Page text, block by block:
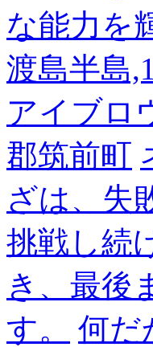
な能力を
渡島半島
アイブロ
郡筑前町
ざは、失
挑戦し続
き、最後
す。
何だ